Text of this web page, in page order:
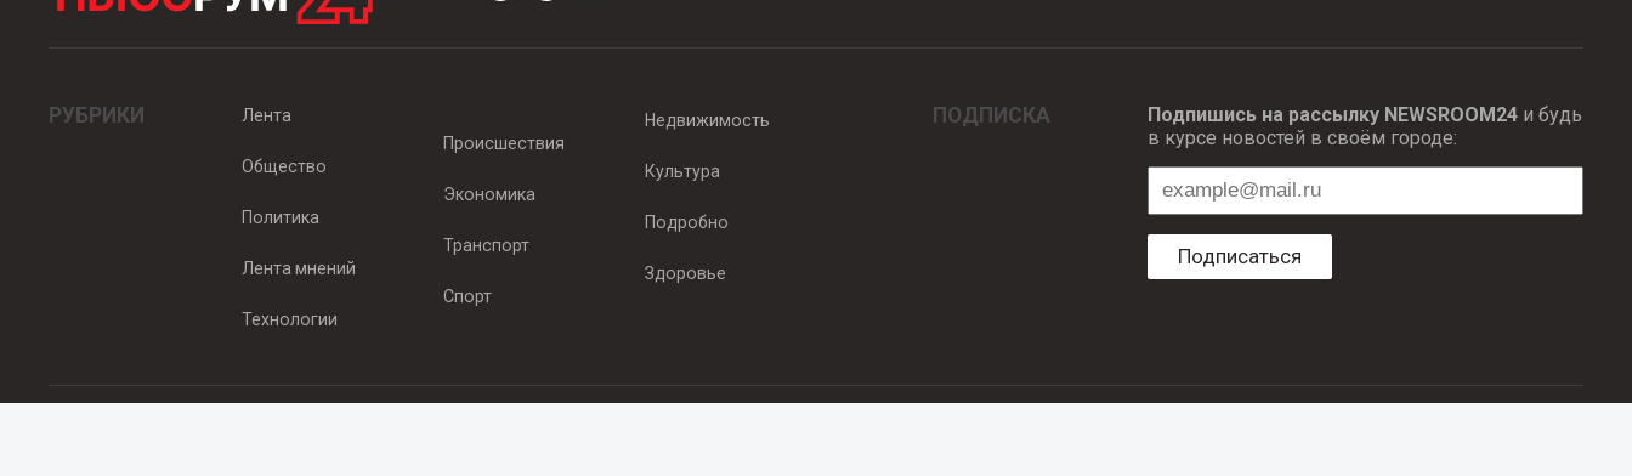
РУБРИКИ Лента
Общество
Политика
Лента мнений
Технологии
Происшествия
Экономика
Транспорт
Спорт
Недвижимость
Культура
Подробно
Здоровье
ПОДПИСКА Подпишись на рассылку NEWSROOM24и будь
в курсе новостей в своём городе:
Подписаться